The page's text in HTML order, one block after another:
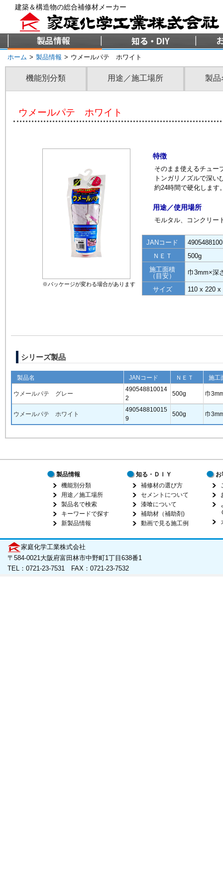
建築＆構造物の総合補修材メーカー
ホーム > 製品情報 > ウメールパテ ホワイト
機能別分類 用途／施工場所 製品
ウメールパテ ホワイト
※パッケージが変わる場合があります
特徴
そのまま使えるチュー
トンガリノズルで深い
約24時間で硬化します
用途／使用場所
モルタル、コンクリー
JANコード
ＮＥＴ
500g
施工面積
（目安）
巾3mm×深
サイズ 110 x 220
シリーズ製品
製品名 JANコード ＮＥＴ 施工
ウメールパテ グレー
490548810014
2
500g 巾
ウメールパテ ホワイト
490548810015
9
500g 巾
製品情報
機能別分類
用途／施工場所
製品名で検索
キーワードで探す
新製品情報
知る・ＤＩＹ
補修材の選び方
セメントについて
漆喰について
補助材（補助剤)
動画で見る施工例
お
家庭化学工業株式会社
〒584-0021大阪府富田林市中野町1丁目638番1
TEL：0721-23-7531 FAX：0721-23-7532